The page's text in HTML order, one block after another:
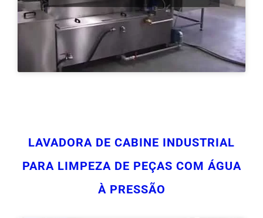
PARA LIMPEZA DE PEÇAS COM ÁGUA
À PRESSÃO